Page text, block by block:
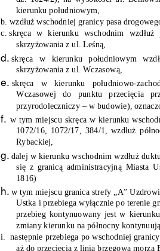
kierunku południowym,
b. wzdłuż wschodniej granicy pasa
c. skręca w kierunku wschodnim
skrzyżowania z ul. Leśną,
d. skręca w kierunku południowym
skrzyżowania z ul. Wczasową,
e. skręca w kierunku południowo-
Wczasowej do punktu przecięcia
przyrodoleczniczy – w budowie),
f. w tym miejscu skręca w kierunku
1072/16, 1072/17, 384/1, wzdłuż
Rybackiej,
g. dalej w kierunku wschodnim wzdłuż
się z granicą administracyjną Miasta
1816)
h. w tym miejscu granica strefy „A”
Ustka i przebiega wyłącznie po terenie
przebieg kontynuowany jest w
zmiany kierunku na północny
i. następnie przebiega po wschodniej
aż do przecięcia z linią brzegową morza